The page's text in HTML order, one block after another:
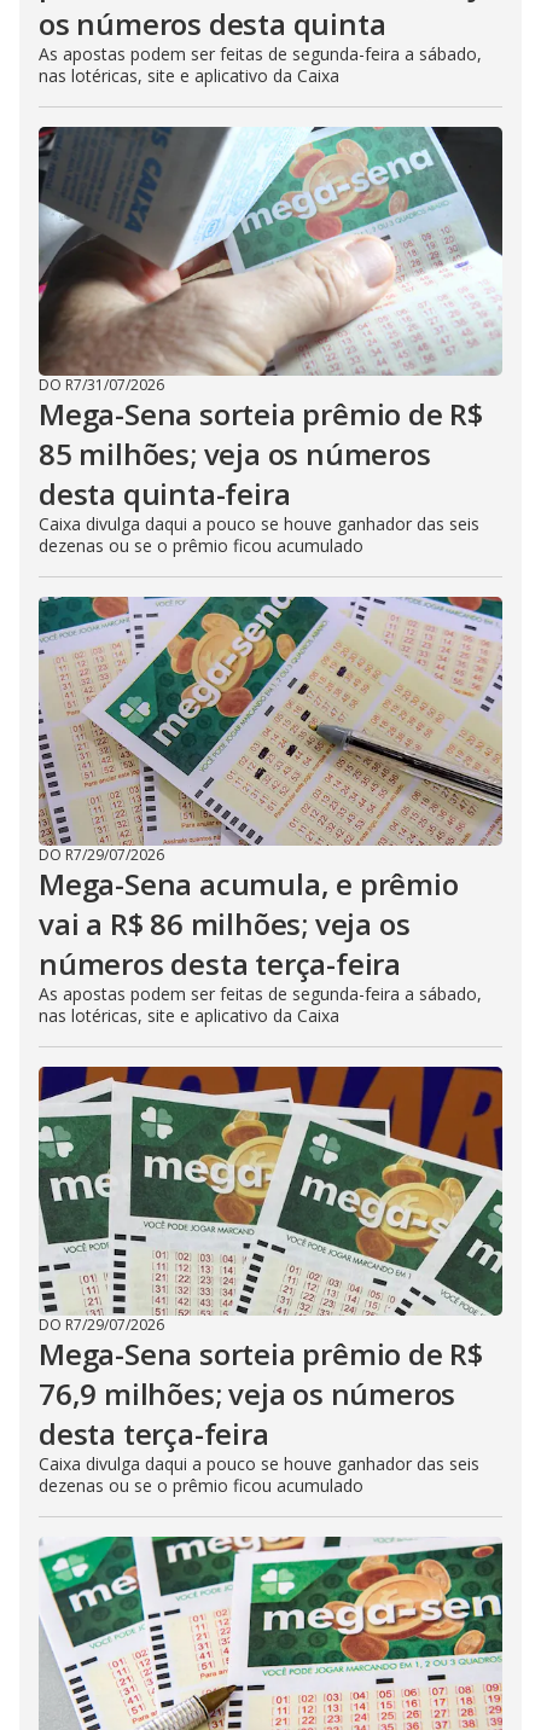
os números desta quinta
As apostas podem ser feitas de segunda-feira a sábado,
nas lotéricas, site e aplicativo da Caixa
DO R7/31/07/2026
Mega-Sena sorteia prêmio de R$
85 milhões; veja os números
desta quinta-feira
Caixa divulga daqui a pouco se houve ganhador das seis
dezenas ou se o prêmio ficou acumulado
DO R7/29/07/2026
Mega-Sena acumula, e prêmio
vai a R$ 86 milhões; veja os
números desta terça-feira
As apostas podem ser feitas de segunda-feira a sábado,
nas lotéricas, site e aplicativo da Caixa
DO R7/29/07/2026
Mega-Sena sorteia prêmio de R$
76,9 milhões; veja os números
desta terça-feira
Caixa divulga daqui a pouco se houve ganhador das seis
dezenas ou se o prêmio ficou acumulado